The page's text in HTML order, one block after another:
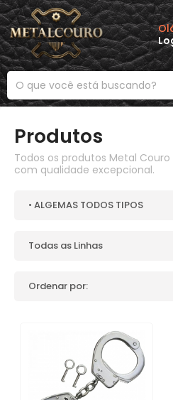
Produtos
Todos os produtos Metal Couro
com qualidade excepcional.